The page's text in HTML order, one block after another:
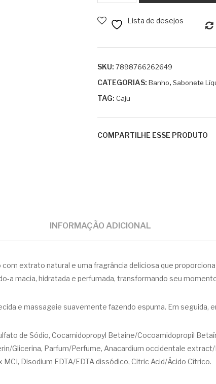
Caju
quantidade
Lista de desejos
SKU: 7898766262649
CATEGORIAS: Banho, Sabonete
TAG: Caju
COMPARTILHE ESSE PRODUTO
INFORMAÇÃO ADICIONAL
extrato natural e uma fragrância deliciosa que
a macia, hidratada e perfumada, transformando seu
e massageie suavemente fazendo espuma. Em seguida,
de Sódio, Cocamidopropyl Betaine/Cocoamidopropil
Glicerina, Parfum/Perfume, Anacardium occidentale
Disodium EDTA/EDTA dissódico, Citric Acid/Ácido Cítrico.